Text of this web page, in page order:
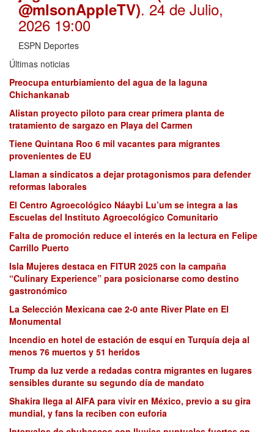
@mlsonAppleTV). 24 de Julio,
2026 19:00
ESPN Deportes
Últimas noticias
Preocupa enturbiamiento del agua de la laguna
Chichankanab
Alistan proyecto piloto para crear primera planta de
tratamiento de sargazo en Playa del Carmen
Tiene Quintana Roo 6 mil vacantes para migrantes
provenientes de EU
Llaman a sindicatos a dejar protagonismos para defender
reformas laborales
El Centro Agroecológico Náaybi Lu’um se integra a las
Escuelas del Instituto Agroecológico Comunitario
Falta de promoción reduce el interés en la lectura en Felipe
Carrillo Puerto
Isla Mujeres destaca en FITUR 2025 con la campaña
“Culinary Experience” para posicionarse como destino
gastronómico
La Selección Mexicana cae 2-0 ante River Plate en El
Monumental
Incendio en hotel de estación de esquí en Turquía deja al
menos 76 muertos y 51 heridos
Trump da luz verde a redadas contra migrantes en lugares
sensibles durante su segundo día de mandato
Shakira llega al AIFA para vivir en México, previo a su gira
mundial, y fans la reciben con euforia